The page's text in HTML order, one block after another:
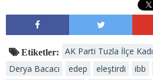
Etiketler:
AK Parti Tuzla İlçe
Derya Bacacı
edep eleştirdi ibb